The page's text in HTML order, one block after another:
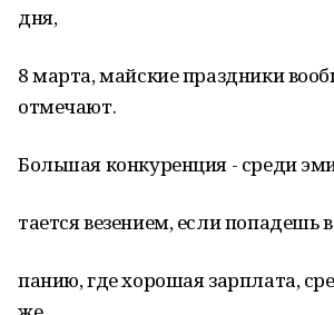
дня,
8 марта, майские праздники
отмечают.
Большая конкуренция - среди
тается везением, если попадешь
панию, где хорошая зарплата,